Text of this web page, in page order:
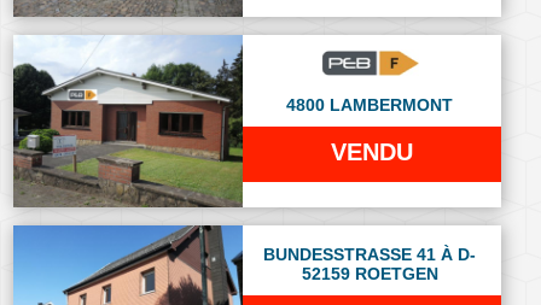
4800 LAMBERMONT
VENDU
BUNDESSTRASSE 41 À D-
52159 ROETGEN